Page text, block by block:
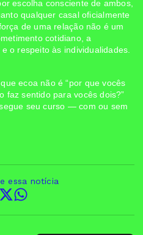
escolha consciente de ambos,
qualquer casal oficialmente
de uma relação não é um
cotidiano, a
o respeito às individualidades.
ecoa não é “por que vocês
faz sentido para vocês dois?”
seu curso — com ou sem
essa notícia